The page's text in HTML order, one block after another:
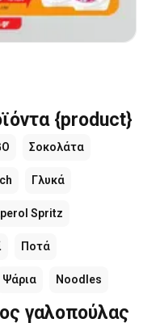
{product}
Σοκολάτα
Γλυκά
Spritz
Ποτά
Ψάρια Noodles
γαλοπούλας